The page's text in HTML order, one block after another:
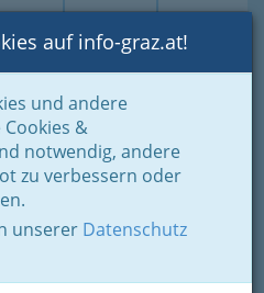
Suche Login Toggle
auf info-graz.at!
und andere
&
notwendig, andere
zu verbessern oder
unserer Datenschutz
gruppiert
Berg und Kasematten
-